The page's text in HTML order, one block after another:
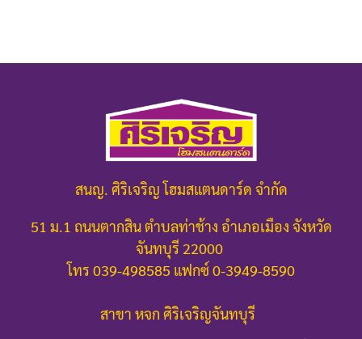
สนญ. ศิริเจริญ โฮมสแตนดาร์ด จำกัด
51 ม.1 ถนนตากสิน ตำบลท่าช้าง อำเภอเมือง จังหวัด
จันทบุรี 22000
โทร 039-498585 แฟกซ์ 0-3949-8590
สาขา หจก ศิริเจริญจันทบุรี